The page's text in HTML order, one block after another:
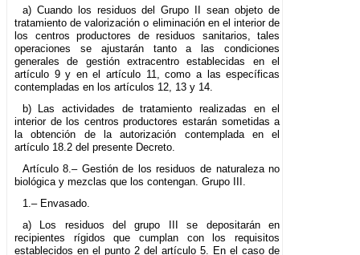
a) Cuando los residuos del Grupo II sean objeto de
tratamiento de valorización o eliminación en el interior de
los centros productores de residuos sanitarios, tales
operaciones se ajustarán tanto a las condiciones
generales de gestión extracentro establecidas en el
artículo 9 y en el artículo 11, como a las específicas
contempladas en los artículos 12, 13 y 14.
b) Las actividades de tratamiento realizadas en el
interior de los centros productores estarán sometidas a
la obtención de la autorización contemplada en el
artículo 18.2 del presente Decreto.
Artículo 8.– Gestión de los residuos de naturaleza no
biológica y mezclas que los contengan. Grupo III.
1.– Envasado.
a) Los residuos del grupo III se depositarán en
recipientes rígidos que cumplan con los requisitos
establecidos en el punto 2 del artículo 5. En el caso de